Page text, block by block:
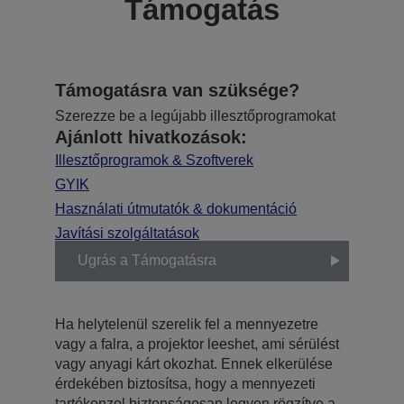
Támogatás
Támogatásra van szüksége?
Szerezze be a legújabb illesztőprogramokat
Ajánlott hivatkozások:
Illesztőprogramok & Szoftverek
GYIK
Használati útmutatók & dokumentáció
Javítási szolgáltatások
Ugrás a Támogatásra
Ha helytelenül szerelik fel a mennyezetre
vagy a falra, a projektor leeshet, ami sérülést
vagy anyagi kárt okozhat. Ennek elkerülése
érdekében biztosítsa, hogy a mennyezeti